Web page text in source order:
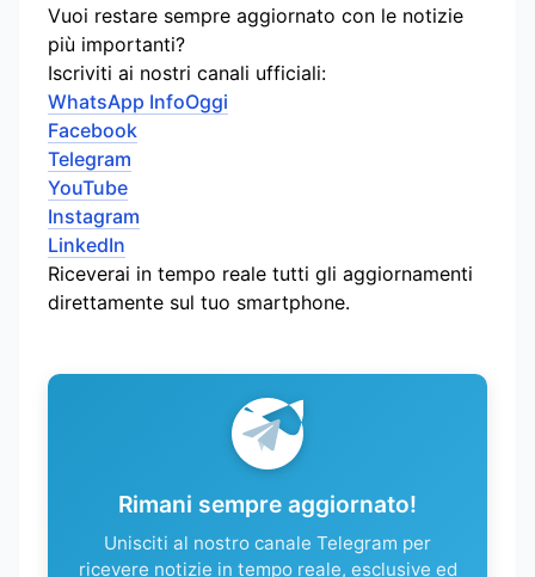
Vuoi restare sempre aggiornato con le notizie
più importanti?
Iscriviti ai nostri canali ufficiali:
WhatsApp InfoOggi
Facebook
Telegram
YouTube
Instagram
LinkedIn
Riceverai in tempo reale tutti gli aggiornamenti
direttamente sul tuo smartphone.
Rimani sempre aggiornato!
Unisciti al nostro canale Telegram per
ricevere notizie in tempo reale, esclusive ed